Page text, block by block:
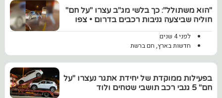
"הוא משתולל": כך בלשי מג"ב עצרו "על חם"
חוליה שביצעה גניבות רכבים בדרום • צפו
לפני 4 שנים
חדשות בארץ, חם ברשת
בפעילות ממוקדת של יחידת אתגר נעצרו "על
חם" 5 גנבי רכב תושבי שטחים ולוד